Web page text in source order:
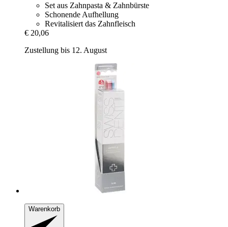
Set aus Zahnpasta & Zahnbürste
Schonende Aufhellung
Revitalisiert das Zahnfleisch
€ 20,06
Zustellung bis 12. August
Warenkorb